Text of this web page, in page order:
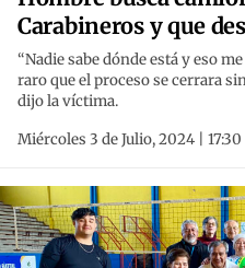
Carabineros y que
“Nadie sabe dónde está y eso
raro que el proceso se cerrara
dijo la víctima.
Miércoles 3 de Julio, 2024 | 17:30